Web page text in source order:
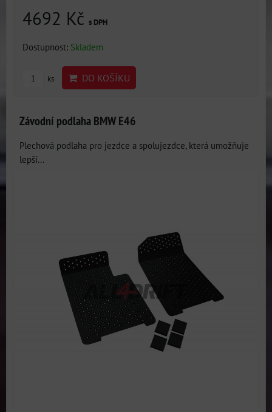
4692 Kč s DPH
Dostupnost: Skladem
ks DO KOŠÍKU
Závodní podlaha BMW E46
Plechová podlaha pro jezdce a spolujezdce, která umožňuje
lepší...